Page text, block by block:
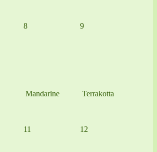
8
Mandarine
9
Terrakotta
11 12